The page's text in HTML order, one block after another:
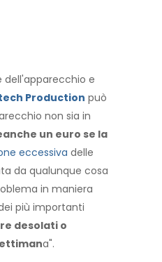
dell'apparecchio e
Production può
non sia in
un euro se la
eccessiva delle
da qualunque cosa
in maniera
più importanti
desolati o
a".